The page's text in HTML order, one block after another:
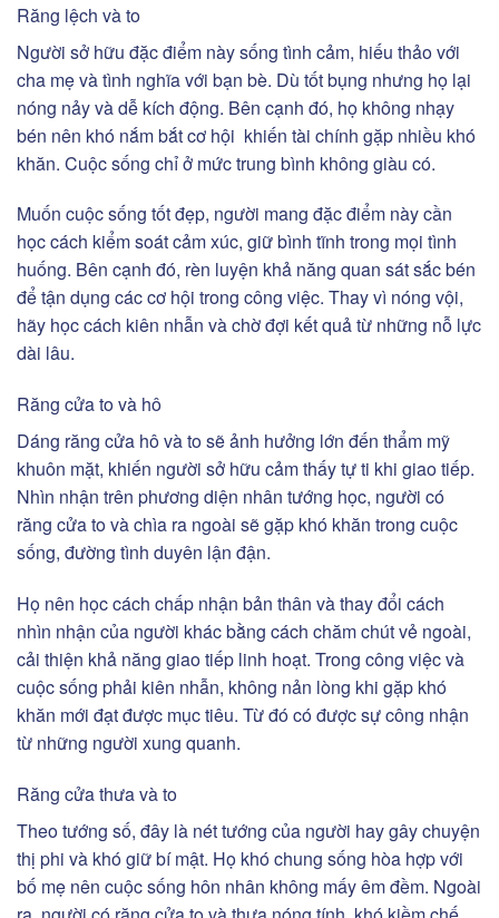
Răng lệch và to
Người sở hữu đặc điểm này sống tình cảm, hiếu thảo với
cha mẹ và tình nghĩa với bạn bè. Dù tốt bụng nhưng họ lại
nóng nảy và dễ kích động. Bên cạnh đó, họ không nhạy
bén nên khó nắm bắt cơ hội khiến tài chính gặp nhiều khó
khăn. Cuộc sống chỉ ở mức trung bình không giàu có.
Muốn cuộc sống tốt đẹp, người mang đặc điểm này cần
học cách kiểm soát cảm xúc, giữ bình tĩnh trong mọi tình
huống. Bên cạnh đó, rèn luyện khả năng quan sát sắc bén
để tận dụng các cơ hội trong công việc. Thay vì nóng vội,
hãy học cách kiên nhẫn và chờ đợi kết quả từ những nỗ lực
dài lâu.
Răng cửa to và hô
Dáng răng cửa hô và to sẽ ảnh hưởng lớn đến thẩm mỹ
khuôn mặt, khiến người sở hữu cảm thấy tự ti khi giao tiếp.
Nhìn nhận trên phương diện nhân tướng học, người có
răng cửa to và chìa ra ngoài sẽ gặp khó khăn trong cuộc
sống, đường tình duyên lận đận.
Họ nên học cách chấp nhận bản thân và thay đổi cách
nhìn nhận của người khác bằng cách chăm chút vẻ ngoài,
cải thiện khả năng giao tiếp linh hoạt. Trong công việc và
cuộc sống phải kiên nhẫn, không nản lòng khi gặp khó
khăn mới đạt được mục tiêu. Từ đó có được sự công nhận
từ những người xung quanh.
Răng cửa thưa và to
Theo tướng số, đây là nét tướng của người hay gây chuyện
thị phi và khó giữ bí mật. Họ khó chung sống hòa hợp với
bố mẹ nên cuộc sống hôn nhân không mấy êm đềm. Ngoài